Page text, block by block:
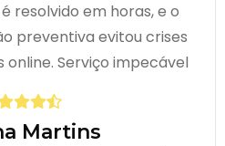
resolvido em horas, e o
preventiva evitou crises
online. Serviço impecável
Martins